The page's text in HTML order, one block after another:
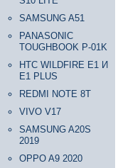
SAMSUNG A51
PANASONIC
TOUGHBOOK P-01K
HTC WILDFIRE E1 И
E1 PLUS
REDMI NOTE 8T
VIVO V17
SAMSUNG A20S
2019
OPPO A9 2020